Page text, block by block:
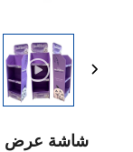
شاشة عرض